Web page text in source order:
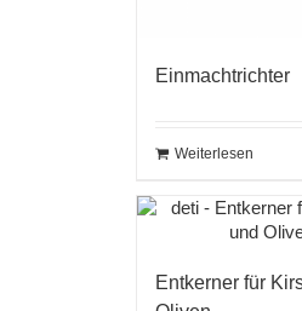
Einmachtrichter
Weiterlesen
Entkerner für